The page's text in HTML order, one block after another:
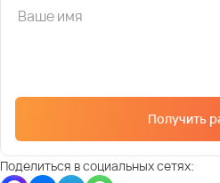
Получить
Поделиться в социальных сетях: